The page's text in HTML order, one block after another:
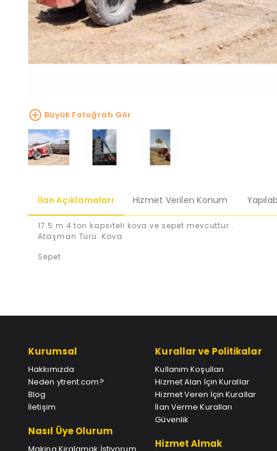
Büyük Fotoğrafı Gör
İlan Açıklamaları Hizmet Verilen Konum
17.5 m 4 ton kapsiteli kova ve sepet mevcuttur .
Ataşman Türü: Kova
Sepet
Kurumsal
Hakkımızda
Neden ytrent.com?
Blog
İletişim
Nasıl Üye Olurum
Kurallar ve Politikalar
Kullanım Koşulları
Hizmet Alan İçin Kurallar
Hizmet Veren İçin Kurallar
İlan Verme Kuralları
Güvenlik
Hizmet Almak